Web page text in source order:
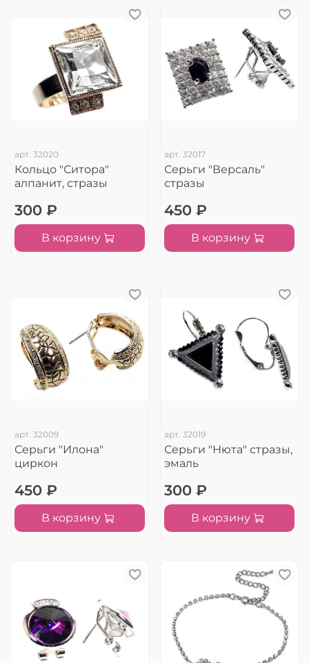
арт. 32020
Кольцо "Ситора"
алпанит, стразы
300 ₽
В корзину
арт. 32017
Серьги "Версаль"
стразы
450 ₽
В корзину
арт. 32009
Серьги "Илона"
циркон
450 ₽
В корзину
арт. 32019
Серьги "Нюта" стразы,
эмаль
300 ₽
В корзину